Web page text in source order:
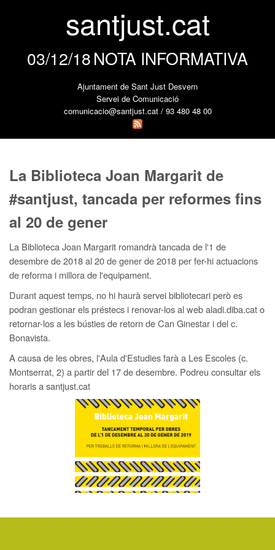
santjust.cat
03/12/18NOTA INFORMATIVA
Ajuntament de Sant Just Desvern
Servei de Comunicació
comunicacio@santjust.cat / 93 480 48 00
La Biblioteca Joan Margarit de
#santjust, tancada per reformes fins
al 20 de gener
La Biblioteca Joan Margarit romandrà tancada de l'1 de
desembre de 2018 al 20 de gener de 2018 per fer-hi actuacions
de reforma i millora de l'equipament.
Durant aquest temps, no hi haurà servei bibliotecari però es
podran gestionar els préstecs i renovar-los al web aladi.diba.cat o
retornar-los a les bústies de retorn de Can Ginestar i del c.
Bonavista.
A causa de les obres, l'Aula d'Estudies farà a Les Escoles (c.
Montserrat, 2) a partir del 17 de desembre. Podreu consultar els
horaris a santjust.cat